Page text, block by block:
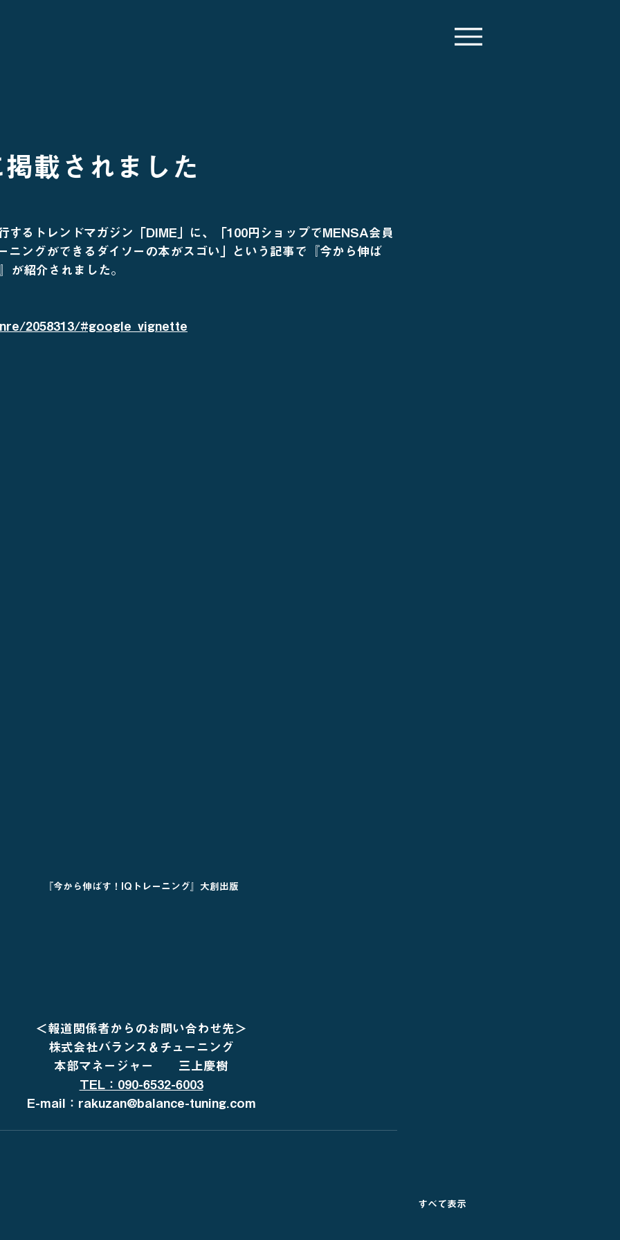
載されました
するトレンドマガジン「DIME」に、「100円ショップでMENSA会員
ニングができるダイソーの本がスゴい」という記事で
『今から伸ば
が紹介されました。
2058313/#google_vignette
『今から伸ばす！IQトレーニング』大創出版
＜報道関係者からのお問い合わせ先＞
株式会社バランス＆チューニング
本部マネージャー　　三上慶樹
TEL：090-6532-6003
E-mail：rakuzan@balance-tuning.com
すべて表示